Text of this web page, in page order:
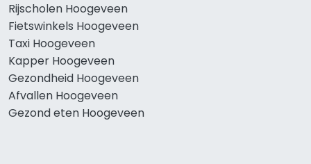
Rijscholen Hoogeveen
Fietswinkels Hoogeveen
Taxi Hoogeveen
Kapper Hoogeveen
Gezondheid Hoogeveen
Afvallen Hoogeveen
Gezond eten Hoogeveen